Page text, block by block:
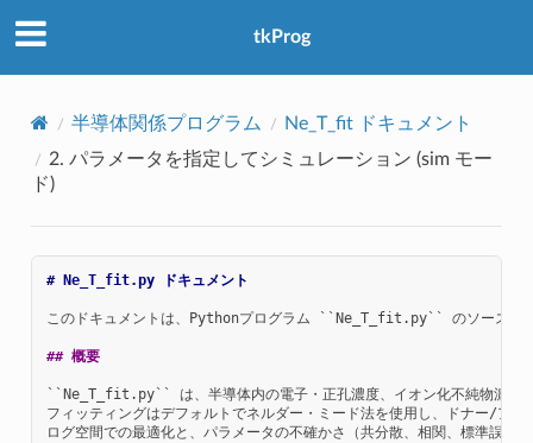
tkProg
半導体関係プログラム
Ne_T_fit ドキュメント
2. パラメータを指定してシミュレーション (simモー
ド)
# Ne_T_fit.py ドキュメント
このドキュメントは、Pythonプログラム ``Ne_T_fit.py`` のソースコー
## 概要
``Ne_T_fit.py`` は、半導体内の電子・正孔濃度、イオン化不純物濃度を
フィッティングはデフォルトでネルダー・ミード法を使用し、ドナー/ア
ログ空間での最適化と、パラメータの不確かさ（共分散、相関、標準誤差
アクセス数：0